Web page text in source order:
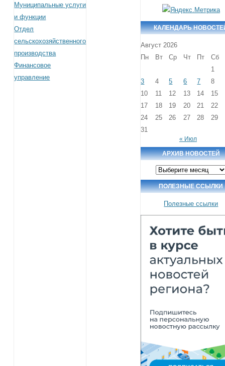
Муниципальные услуги
и функции
Отдел
сельскохозяйственного
производства
Финансовое
управление
КАЛЕНДАРЬ
Август 2026
Пн
Вт Ср Чт Пт
Сб
1
3
4 5 6 7
8
10
11 12 13 14
15
17
18 19 20 21
22
24
25 26 27 28
29
31
« Июл
АРХИВ НОВОСТЕЙ
Архив
новостей
ПОЛЕЗНЫЕ ССЫЛКИ
Полезные ссылки